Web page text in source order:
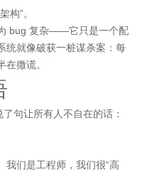
构”。
bug 复杂——它只是一个配
统就像破获一桩谋杀案：每
撒谎。
句让所有人不自在的话：
我们是工程师，我们很“高